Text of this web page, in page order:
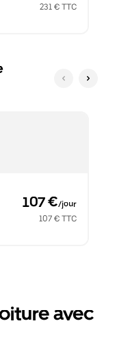
231 € TTC
107 €/jour
107 € TTC
avec